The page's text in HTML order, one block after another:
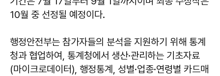
10월 중 선정될 예정이다.
행정안전부는 참가자들의 분석을 지원하기 위해 통계
청과 협업하여, 통계청에서 생산·관리하는 기초자료
(마이크로데이터), 행정통계, 성별·업종·연령별 카드매